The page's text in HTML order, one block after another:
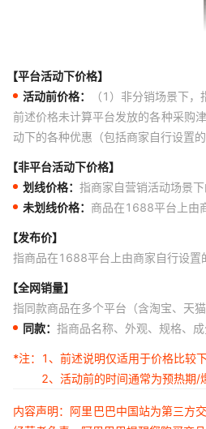
【平台活动下价格】
活动前价格：
（1）非分销场景下
前述价格未计算平台发放的各种采购
动下的各种优惠（包括商家自行设置
【非平台活动下价格】
划线价格： 指商家自营销活动场景
未划线价格： 商品在1688平台上由
【发布价】
指商品在1688平台上由商家自行设置
【全网销量】
指同款商品在多个平台（含淘宝、天
同款： 指商品名称、外观、规格、
*注：
1、前述说明仅适用于价格比较下
2、活动前的时间通常为预热期/
内容声明：阿里巴巴中国站为第三方